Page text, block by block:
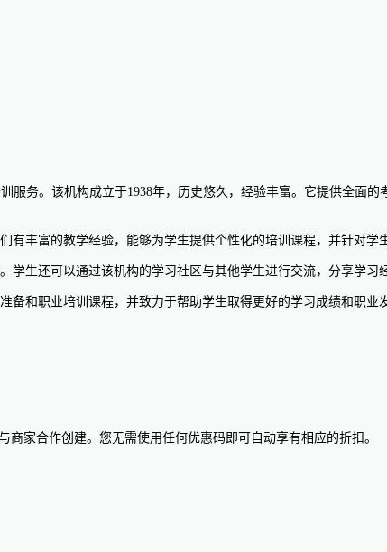
服务。该机构成立于1938年，历史悠久，经验丰富。它提供全面
有丰富的教学经验，能够为学生提供个性化的培训课程，并针对学
学生还可以通过该机构的学习社区与其他学生进行交流，分享学习
备和职业培训课程，并致力于帮助学生取得更好的学习成绩和职业
家合作创建。您无需使用任何优惠码即可自动享有相应的折扣。